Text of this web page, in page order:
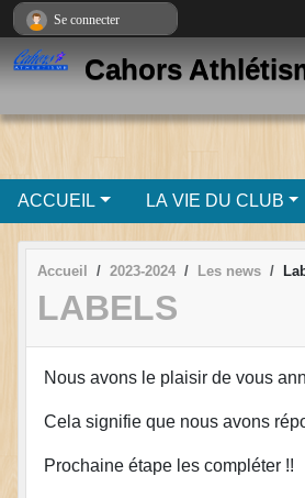
Cahors
ACCUEIL LA VIE DU CLUB
Accueil 2023-2024 Les news
LABELS
Nous avons le plaisir de vous
Cela signifie que nous avons
Prochaine étape les compléter !!
Se connecter
Panneau de gestion des cookies